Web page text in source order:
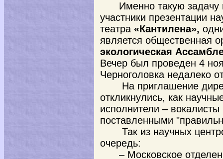
Именно такую задачу
участники презентации
театра «Кантилена»,
является общественная
экологическая
Вечер был проведен 4
Черноголовка недалеко
На приглашение
откликнулись, как
исполнители –
поставленными
Так из научных
очередь:
– Московское